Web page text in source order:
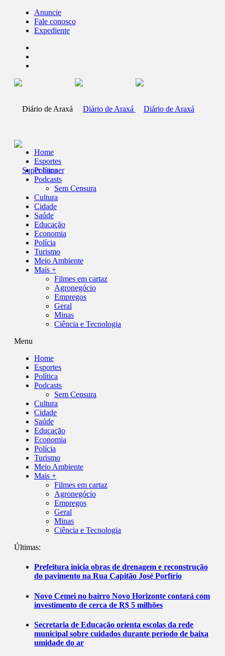
Anuncie
Fale conosco
Expediente
Home
Esportes
Política
Podcasts
Sem Censura
Cultura
Cidade
Saúde
Educação
Economia
Polícia
Turismo
Meio Ambiente
Mais +
Filmes em cartaz
Agronegócio
Empregos
Geral
Minas
Ciência e Tecnologia
Menu
Home
Esportes
Política
Podcasts
Sem Censura
Cultura
Cidade
Saúde
Educação
Economia
Polícia
Turismo
Meio Ambiente
Mais +
Filmes em cartaz
Agronegócio
Empregos
Geral
Minas
Ciência e Tecnologia
Últimas:
Prefeitura inicia obras de drenagem e reconstrução
do pavimento na Rua Capitão José Porfírio
Novo Cemei no bairro Novo Horizonte contará com
investimento de cerca de R$ 5 milhões
Secretaria de Educação orienta escolas da rede
municipal sobre cuidados durante período de baixa
umidade do ar